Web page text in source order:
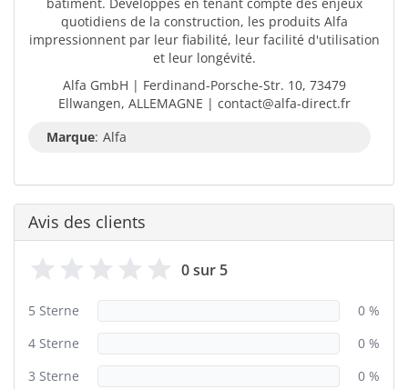
quotidiens de la construction, les produits Alfa
impressionnent par leur fiabilité, leur facilité d'utilisation
et leur longévité.
Alfa GmbH | Ferdinand-Porsche-Str. 10, 73479
Ellwangen, ALLEMAGNE | contact@alfa-direct.fr
Marque: Alfa
Avis des clients
0 sur 5
5 Sterne
0 %
4 Sterne
0 %
3 Sterne
0 %